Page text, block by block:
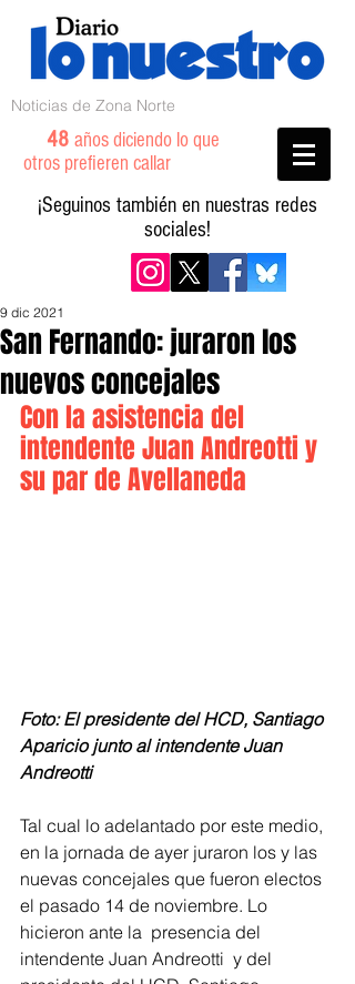
Noticias de Zona Norte
48 años diciendo lo que
otros prefieren callar
¡Seguinos también en nuestras redes
sociales!
San Fernando: juraron los
nuevos concejales
9 dic 2021
Con la asistencia del
intendente Juan Andreotti y
su par de Avellaneda
Foto: El presidente del HCD, Santiago
Aparicio junto al intendente Juan
Andreotti
Tal cual lo adelantado por este medio,
en la jornada de ayer juraron los y las
nuevas concejales que fueron electos
el pasado 14 de noviembre. Lo
hicieron ante la  presencia del
intendente Juan Andreotti  y del